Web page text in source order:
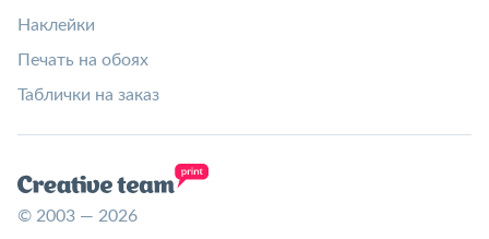
Наклейки
Печать на обоях
Таблички на заказ
© 2003 — 2026